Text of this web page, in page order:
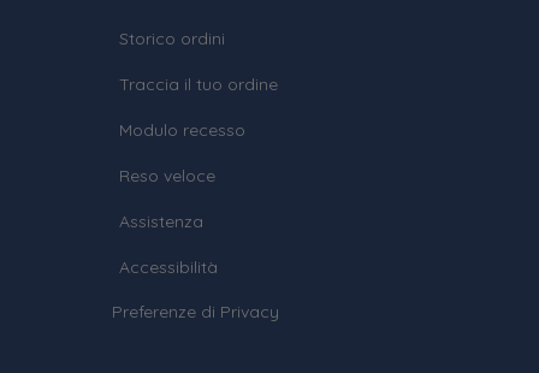
Storico ordini
Traccia il tuo ordine
Modulo recesso
Reso veloce
Assistenza
Accessibilità
Preferenze di Privacy